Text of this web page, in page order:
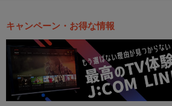
キャンペーン・お得な情報